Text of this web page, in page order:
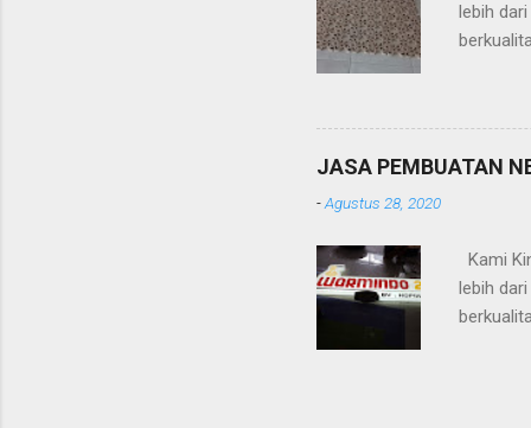
lebih
-Pagar
JASA PEMBUATAN
-Agustus 28, 2020
Kami
lebih